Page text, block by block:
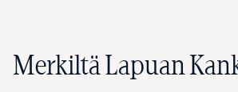
Merkiltä Lapuan